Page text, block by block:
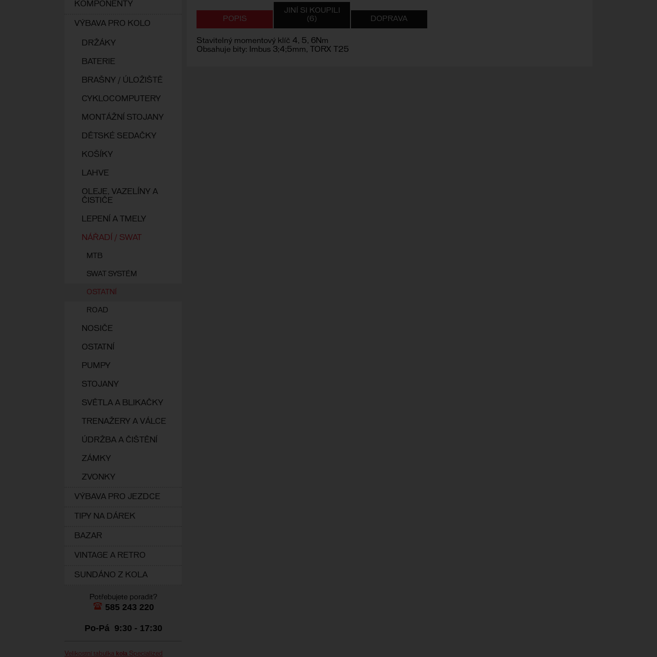
KOMPONENTY
VÝBAVA PRO KOLO
DRŽÁKY
BATERIE
BRAŠNY / ÚLOŽIŠTĚ
CYKLOCOMPUTERY
MONTÁŽNÍ STOJANY
DĚTSKÉ SEDAČKY
KOŠÍKY
LAHVE
OLEJE, VAZELÍNY A
ČISTIČE
LEPENÍ A TMELY
NÁŘADÍ / SWAT
MTB
SWAT SYSTÉM
OSTATNÍ
ROAD
NOSIČE
OSTATNÍ
PUMPY
STOJANY
SVĚTLA A BLIKAČKY
TRENAŽERY A VÁLCE
ÚDRŽBA A ČIŠTĚNÍ
ZÁMKY
ZVONKY
VÝBAVA PRO JEZDCE
TIPY NA DÁREK
BAZAR
VINTAGE A RETRO
SUNDÁNO Z KOLA
Potřebujete poradit?
585 243 220
Po-Pá 9:30 - 17:30
Velikostní tabulka kola Specialized
POPIS
JINÍ SI KOUPILI
(6)
DOPRAVA
Stavitelný momentový klíč 4, 5, 6Nm
Obsahuje bity: Imbus 3;4;5mm, TORX T25